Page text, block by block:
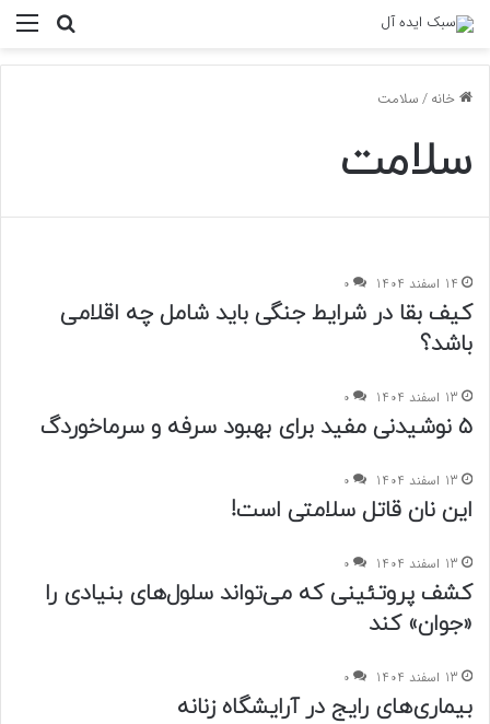
خانه/سلامت
سلامت
14 اسفند 1404 0
کیف بقا در شرایط جنگی باید شامل چه اقلامی
باشد؟
13 اسفند 1404 0
۵ نوشیدنی مفید برای بهبود سرفه و سرماخوردگ
13 اسفند 1404 0
این نان قاتل سلامتی است!
13 اسفند 1404 0
کشف پروتئینی که می‌تواند سلول‌های بنیادی را
«جوان» کند
13 اسفند 1404 0
بیماری‌های رایج در آرایشگاه زنانه